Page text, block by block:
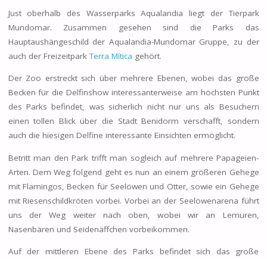
Just oberhalb des Wasserparks Aqualandia liegt der Tierpark
Mundomar. Zusammen gesehen sind die Parks das
Hauptaushängeschild der Aqualandia-Mundomar Gruppe, zu der
auch der FreizeitparkTerra Mítica gehört.
Der Zoo erstreckt sich über mehrere Ebenen, wobei das große
Becken für die Delfinshow interessanterweise am höchsten Punkt
des Parks befindet, was sicherlich nicht nur uns als Besuchern
einen tollen Blick über die Stadt Benidorm verschafft, sondern
auch die hiesigen Delfine interessante Einsichten ermöglicht.
Betritt man den Park trifft man sogleich auf mehrere Papageien-
Arten. Dem Weg folgend geht es nun an einem größeren Gehege
mit Flamingos, Becken für Seelöwen und Otter, sowie ein Gehege
mit Riesenschildkröten vorbei. Vorbei an der Seelöwenarena führt
uns der Weg weiter nach oben, wobei wir an Lemuren,
Nasenbären und Seidenäffchen vorbeikommen.
Auf der mittleren Ebene des Parks befindet sich das große